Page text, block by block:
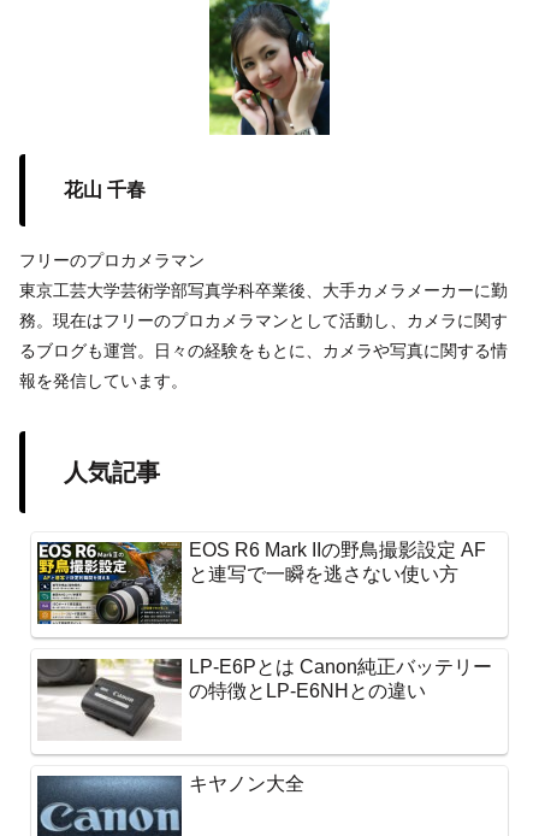
花山 千春
フリーのプロカメラマン
東京工芸大学芸術学部写真学科卒業後、大手カメラメーカーに勤
務。現在はフリーのプロカメラマンとして活動し、カメラに関す
るブログも運営。日々の経験をもとに、カメラや写真に関する情
報を発信しています。
人気記事
EOS R6 Mark IIの野鳥撮影設定 AF
と連写で一瞬を逃さない使い方
LP-E6Pとは Canon純正バッテリー
の特徴とLP-E6NHとの違い
キヤノン大全